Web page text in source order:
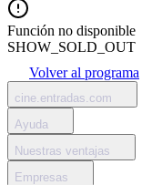
Función no disponible
SHOW_SOLD_OUT
Volver al programa
cine.entradas.com
Ayuda
Nuestras ventajas
Empresas